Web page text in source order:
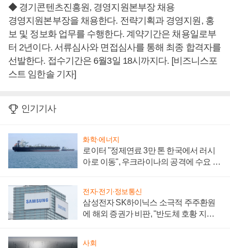
◆ 경기콘텐츠진흥원, 경영지원본부장 채용
경영지원본부장을 채용한다. 전략기획과 경영지원, 홍
보 및 정보화 업무를 수행한다. 계약기간은 채용일로부
터 2년이다. 서류심사와 면접심사를 통해 최종 합격자를
선발한다. 접수기간은 6월3일 18시까지다. [비즈니스포
스트 임한솔 기자]
인기기사
화학·에너지
로이터 "정제연료 3만 톤 한국에서 러시
아로 이동", 우크라이나의 공격에 수요 늘
전자·전기·정보통신
삼성전자 SK하이닉스 소극적 주주환원
에 해외 증권가 비판, "반도체 호황 지속
사회